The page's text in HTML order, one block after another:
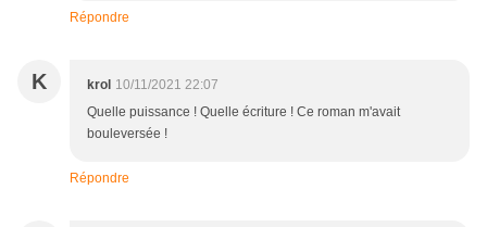
Répondre
K krol 10/11/2021 22:07
Quelle puissance ! Quelle écriture ! Ce roman m'avait
bouleversée !
Répondre